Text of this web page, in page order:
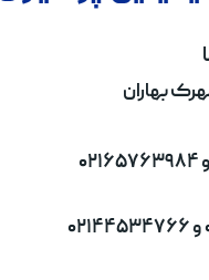
بهاران